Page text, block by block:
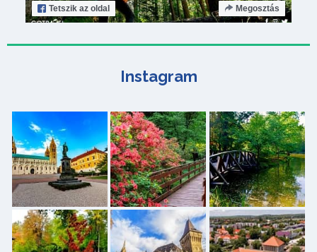
Tetszik az oldal Megosztás
Instagram